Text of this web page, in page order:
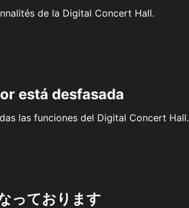
de la Digital Concert Hall.
está desfasada
las funciones del Digital Concert Hall.
っております